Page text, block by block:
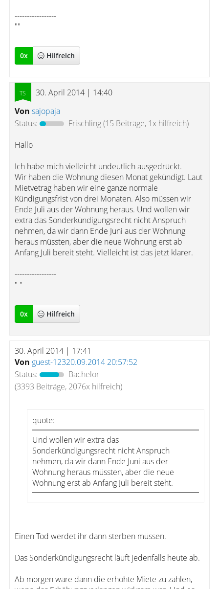
-----------------
""
0x Hilfreich
30. April 2014 | 14:40
Von sajopaja
Status:
Frischling(15 Beiträge, 1x hilfreich)
Hallo
Ich habe mich vielleicht undeutlich ausgedrückt.
Wir haben die Wohnung diesen Monat gekündigt. Laut
Mietvetrag haben wir eine ganze normale
Kündigungsfrist von drei Monaten. Also müssen wir
Ende Juli aus der Wohnung heraus. Und wollen wir
extra das Sonderkündigungsrecht nicht Anspruch
nehmen, da wir dann Ende Juni aus der Wohnung
heraus müssten, aber die neue Wohnung erst ab
Anfang Juli bereit steht. Vielleicht ist das jetzt klarer.
-----------------
" "
0x Hilfreich
30. April 2014 | 17:41
Von guest-12320.09.2014 20:57:52
Status:
Bachelor
(3393 Beiträge, 2076x hilfreich)
quote:
Und wollen wir extra das
Sonderkündigungsrecht nicht Anspruch
nehmen, da wir dann Ende Juni aus der
Wohnung heraus müssten, aber die neue
Wohnung erst ab Anfang Juli bereit steht.
Einen Tod werdet ihr dann sterben müssen.
Das Sonderkündigungsrecht läuft jedenfalls heute ab.
Ab morgen wäre dann die erhöhte Miete zu zahlen,